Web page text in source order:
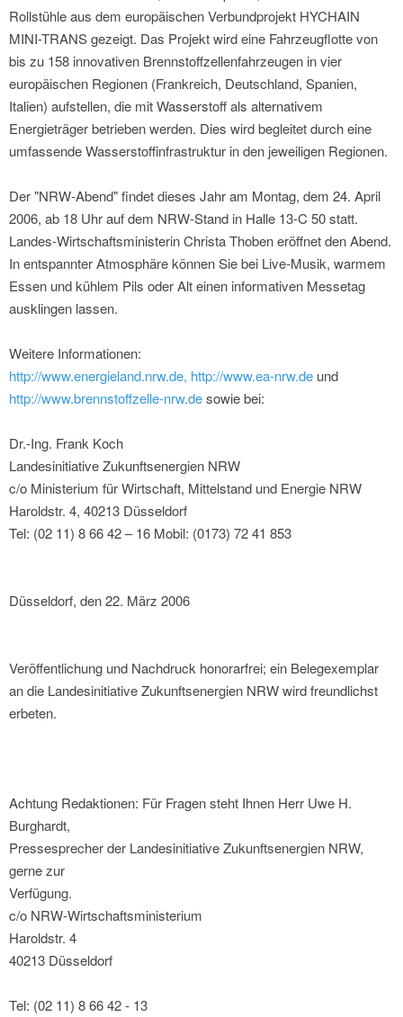
Rollstühle aus dem europäischen Verbundprojekt HYCHAIN
MINI-TRANS gezeigt. Das Projekt wird eine Fahrzeugflotte von
bis zu 158 innovativen Brennstoffzellenfahrzeugen in vier
europäischen Regionen (Frankreich, Deutschland, Spanien,
Italien) aufstellen, die mit Wasserstoff als alternativem
Energieträger betrieben werden. Dies wird begleitet durch eine
umfassende Wasserstoffinfrastruktur in den jeweiligen Regionen.
Der "NRW-Abend" findet dieses Jahr am Montag, dem 24. April
2006, ab 18 Uhr auf dem NRW-Stand in Halle 13-C 50 statt.
Landes-Wirtschaftsministerin Christa Thoben eröffnet den Abend.
In entspannter Atmosphäre können Sie bei Live-Musik, warmem
Essen und kühlem Pils oder Alt einen informativen Messetag
ausklingen lassen.
Weitere Informationen:
http://www.energieland.nrw.de, http://www.ea-nrw.de und
http://www.brennstoffzelle-nrw.desowie bei:
Dr.-Ing. Frank Koch
Landesinitiative Zukunftsenergien NRW
c/o Ministerium für Wirtschaft, Mittelstand und Energie NRW
Haroldstr. 4, 40213 Düsseldorf
Tel: (02 11) 8 66 42 – 16 Mobil: (0173) 72 41 853
Düsseldorf, den 22. März 2006
Veröffentlichung und Nachdruck honorarfrei; ein Belegexemplar
an die Landesinitiative Zukunftsenergien NRW wird freundlichst
erbeten.
Achtung Redaktionen: Für Fragen steht Ihnen Herr Uwe H.
Burghardt,
Pressesprecher der Landesinitiative Zukunftsenergien NRW,
gerne zur
Verfügung.
c/o NRW-Wirtschaftsministerium
Haroldstr. 4
40213 Düsseldorf
Tel: (02 11) 8 66 42 - 13